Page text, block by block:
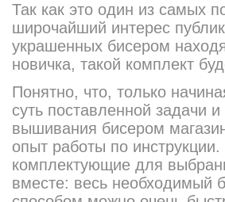
Так как это один из самых
широчайший интерес
украшенных бисером
новичка, такой комплект
Понятно, что, только
суть поставленной задачи
вышивания бисером
опыт работы по
комплектующие для
вместе: весь необходимый